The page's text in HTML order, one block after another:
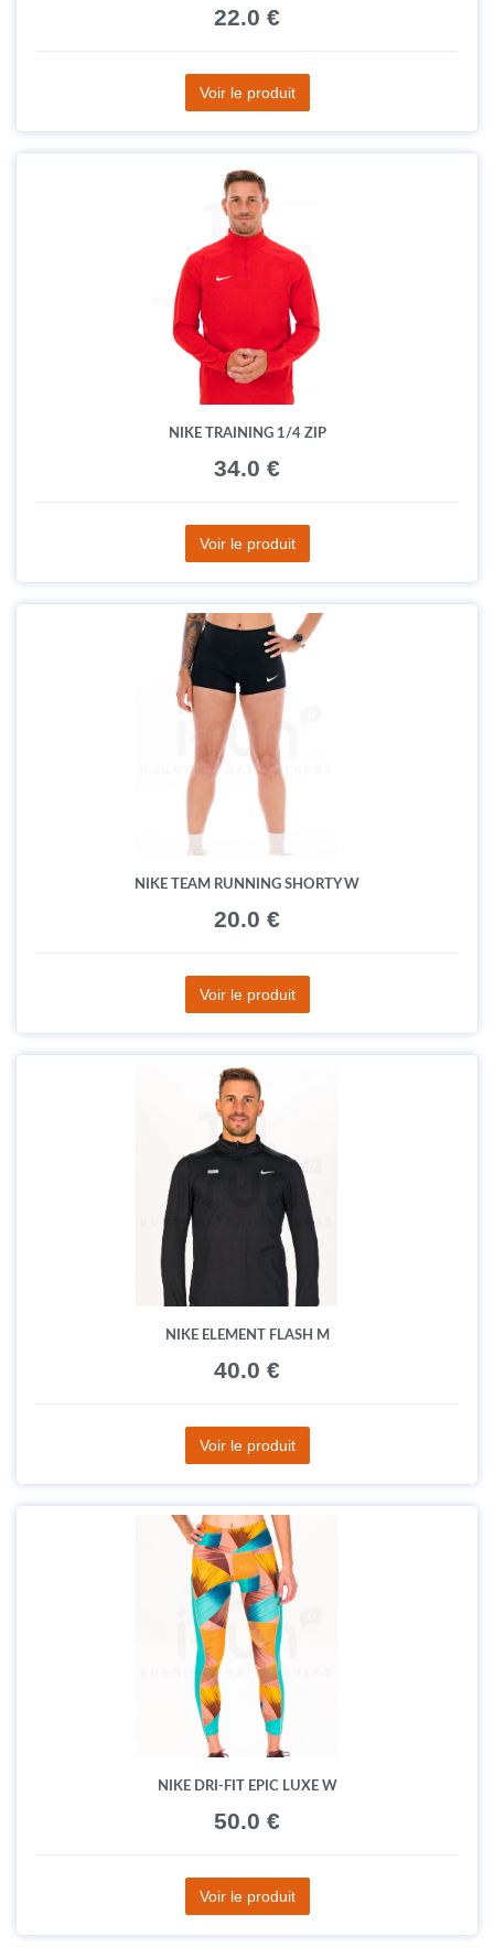
22.0 €
Voir le produit
NIKE TRAINING 1/4 ZIP
34.0 €
Voir le produit
NIKE TEAM RUNNING SHORTY W
20.0 €
Voir le produit
NIKE ELEMENT FLASH M
40.0 €
Voir le produit
NIKE DRI-FIT EPIC LUXE W
50.0 €
Voir le produit